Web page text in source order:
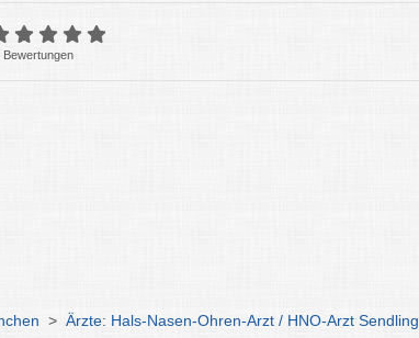
Bewertungen
> Ärzte: Hals-Nasen-Ohren-Arzt / HNO-Arzt Sendling